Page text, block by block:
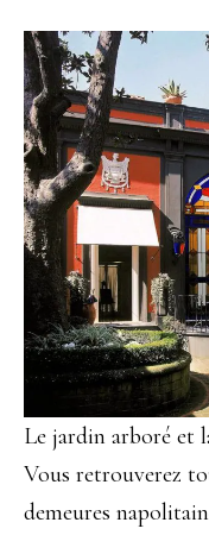
Le jardin arboré et
Vous retrouverez
demeures